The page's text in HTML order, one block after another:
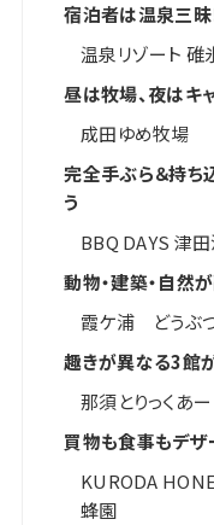
宿泊者は温泉三昧
温泉リゾート
昼は牧場、夜はキ
成田ゆめ牧場
完全手ぶら＆持ち
う
BBQ DAYS 津
動物・建築・自然
霞ケ浦 どうぶ
趣きが異なる3館
那須とりっくあ
買物も食事もデザ
KURODA
蜂園